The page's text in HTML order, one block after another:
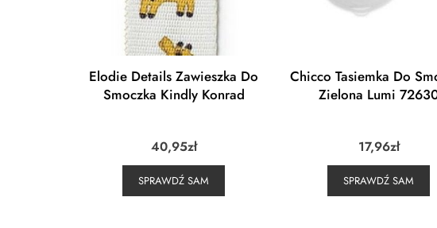
Elodie Details Zawieszka Do
Smoczka Kindly Konrad
40,95zł
SPRAWDŹ SAM
Chicco Tasiemka Do
Zielona Lumi
17,96zł
SPRAWDŹ SAM